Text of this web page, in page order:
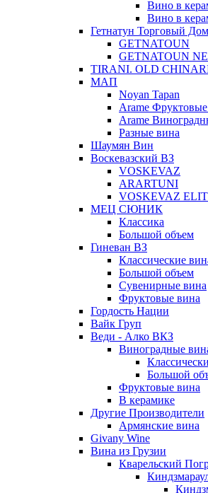
Вино в
Вино в
Гетнатун Торговый Дом
GETNATOUN
GETNATOUN
TIRANI. OLD
МАП
Noyan Tapan
Arame
Arame
Разные вина
Шаумян Вин
Воскевазский ВЗ
VOSKEVAZ
ARARTUNI
VOSKEVAZ
МЕЦ СЮНИК
Классика
Большой объем
Гиневан ВЗ
Классические
Большой объем
Сувенирные вина
Фруктовые вина
Гордость Нации
Вайк Груп
Веди - Алко ВКЗ
Виноградные
Большой
Фруктовые вина
В керамике
Другие Производители
Армянские вина
Givany Wine
Вина из Грузии
Кварельский